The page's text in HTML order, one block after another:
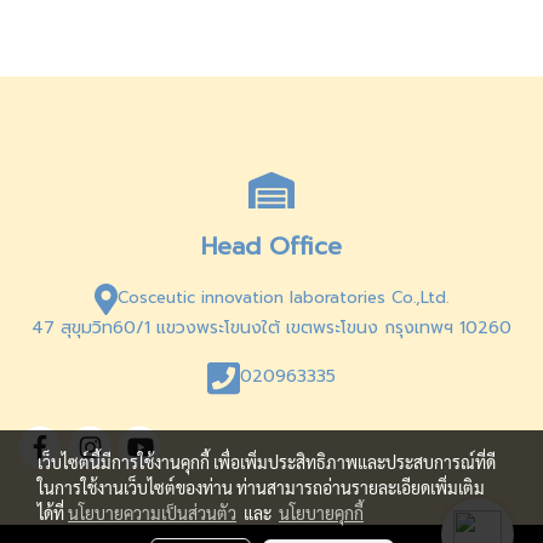
Head Office
Cosceutic innovation laboratories Co.,Ltd.
47 สุขุมวิท60/1 แขวงพระโขนงใต้ เขตพระโขนง กรุงเทพฯ 10260
020963335
เว็บไซต์นี้มีการใช้งานคุกกี้ เพื่อเพิ่มประสิทธิภาพและประสบการณ์ที่ดี
ในการใช้งานเว็บไซต์ของท่าน ท่านสามารถอ่านรายละเอียดเพิ่มเติม
ได้ที่นโยบายความเป็นส่วนตัว และ นโยบายคุกกี้